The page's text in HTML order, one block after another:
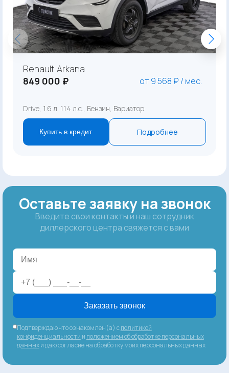
Renault Arkana
849 000 ₽
от 9 568 ₽ / мес.
Drive, 1.6 л. 114 л.с., Бензин, Вариатор
Купить в кредит Подробнее
Оставьте заявку на звонок
Введите свои контакты и наш сотрудник
диллерского центра свяжется с вами
Заказать звонок
Подтверждаю что ознакомлен(а) сполитикой
конфиденциальности и положением об обработке персональных
данныхи даю согласие на обработку моих персональных данных